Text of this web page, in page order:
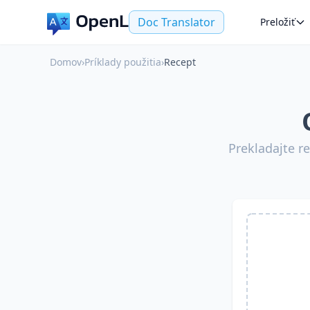
Doc Translator Preložiť
Domov›Príklady použitia›Recept
Prekladajte